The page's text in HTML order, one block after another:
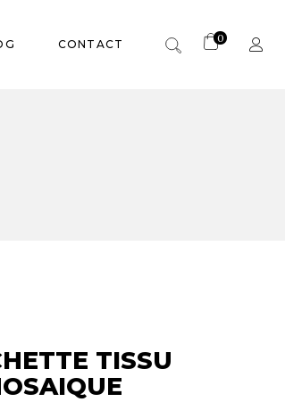
CONTACT 0
Panier vide.
TISSU